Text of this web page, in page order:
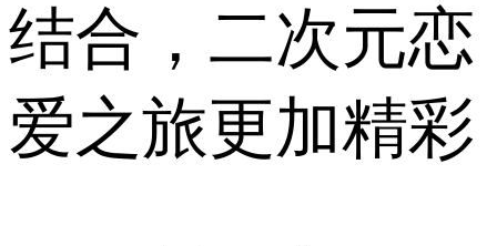
结合，二次元恋
爱之旅更加精彩